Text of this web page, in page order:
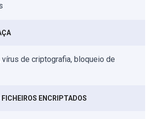
vírus de criptografia, bloqueio de
ENCRIPTADOS